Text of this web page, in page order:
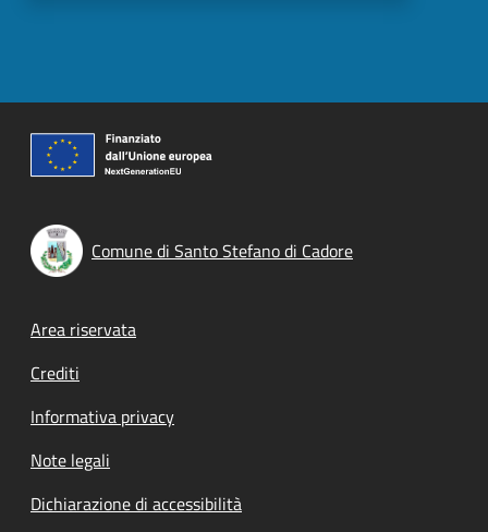
Comune di Santo Stefano di Cadore
Footer menu
Area riservata
Crediti
Informativa privacy
Note legali
Dichiarazione di accessibilità